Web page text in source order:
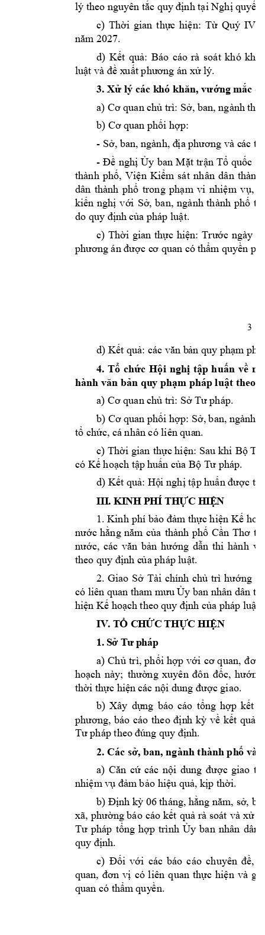
lý theo nguyên tắc quy định tại Nghị quyết
c) Thời gian thực hiện: Từ Quý IV
năm 2027.
d) Kết quả: Báo cáo rà soát khó khă
luật và đề xuất phương án xử lý.
3. Xử lý các khó khăn, vướng mắc
a) Cơ quan chủ trì: Sở, ban, ngành t
b) Cơ quan phối hợp:
- Sở, ban, ngành, địa phương và các
- Đề nghị Ủy ban Mặt trận Tổ quốc
thành phố, Viện Kiểm sát nhân dân thành
dân thành phố trong phạm vi nhiệm vụ,
kiến nghị với Sở, ban, ngành thành phố
do quy định của pháp luật.
c) Thời gian thực hiện: Trước ngày
phương án được cơ quan có thẩm quyền
3
d) Kết quả: các văn bản quy phạm
4. Tổ chức Hội nghị tập huấn về
hành văn bản quy phạm pháp luật theo
a) Cơ quan chủ trì: Sở Tư pháp.
b) Cơ quan phối hợp: Sở, ban, ngành
tổ chức, cá nhân có liên quan.
c) Thời gian thực hiện: Sau khi Bộ Tư
có Kế hoạch tập huấn của Bộ Tư pháp.
d) Kết quả: Hội nghị tập huấn được tổ
III. KINH PHÍ THỰC HIỆN
1. Kinh phí bảo đảm thực hiện Kế
nước hằng năm của thành phố Cần Thơ
nước, các văn bản hướng dẫn thi hành
theo quy định của pháp luật.
2. Giao Sở Tài chính chủ trì hướng
có liên quan tham mưu Ủy ban nhân dân
hiện Kế hoạch theo quy định của pháp luậ
IV. TỔ CHỨC THỰC HIỆN
1. Sở Tư pháp
a) Chủ trì, phối hợp với cơ quan, đơn
hoạch này; thường xuyên đôn đốc, hướng
thời thực hiện các nội dung được giao.
b) Xây dựng báo cáo tổng hợp kết
phương, báo cáo theo định kỳ về kết quả
Tư pháp theo đúng quy định.
2. Các sở, ban, ngành thành phố và
a) Căn cứ các nội dung được giao
nhiệm vụ đảm bảo hiệu quả, kịp thời.
b) Định kỳ 06 tháng, hằng năm, sở,
xã, phường báo cáo kết quả rà soát và xử
Tư pháp tổng hợp trình Ủy ban nhân dân
quy định.
c) Đối với các báo cáo chuyên đề,
quan, đơn vị có liên quan thực hiện và
quan có thẩm quyền.